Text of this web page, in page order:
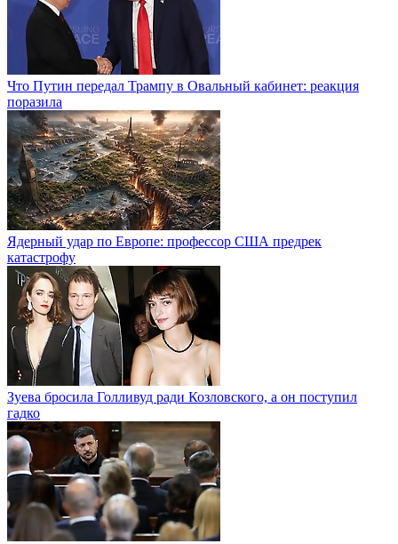
Что Путин передал Трампу в Овальный кабинет: реакция
поразила
Ядерный удар по Европе: профессор США предрек
катастрофу
Зуева бросила Голливуд ради Козловского, а он поступил
гадко